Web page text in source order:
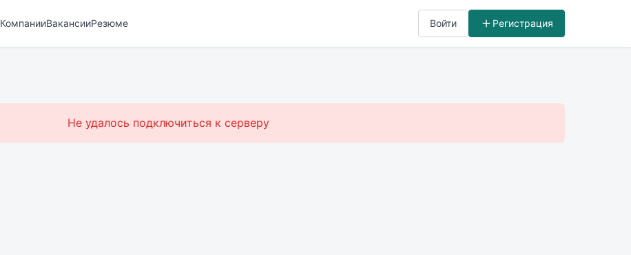
КомпанииВакансииРезюме Войти Регистрация
Не удалось подключиться к серверу